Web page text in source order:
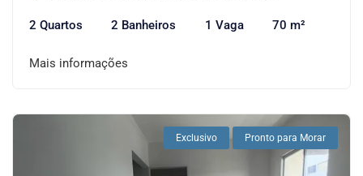
2 Quartos 2 Banheiros 1 Vaga 70 m²
Mais informações
Exclusivo Pronto para Morar